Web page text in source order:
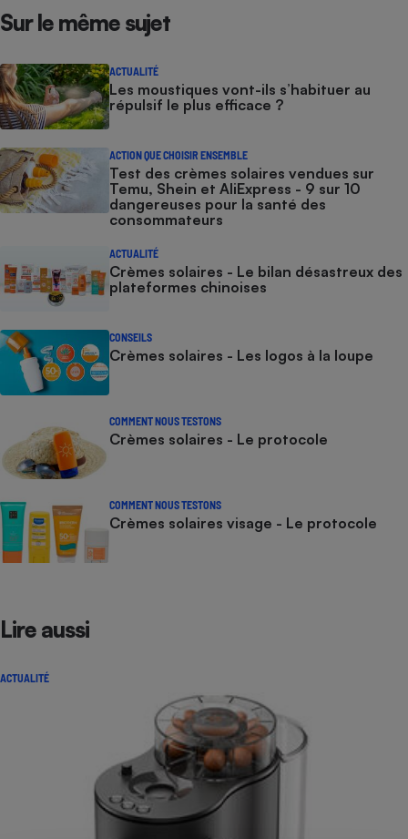
Sur le même sujet
ACTUALITÉ
Les moustiques vont-ils s’habituer au
répulsif le plus efficace ?
ACTION QUE CHOISIR ENSEMBLE
Test des crèmes solaires vendues sur
Temu, Shein et AliExpress - 9 sur 10
dangereuses pour la santé des
consommateurs
ACTUALITÉ
Crèmes solaires - Le bilan désastreux des
plateformes chinoises
CONSEILS
Crèmes solaires - Les logos à la loupe
COMMENT NOUS TESTONS
Crèmes solaires - Le protocole
COMMENT NOUS TESTONS
Crèmes solaires visage - Le protocole
Lire aussi
ACTUALITÉ